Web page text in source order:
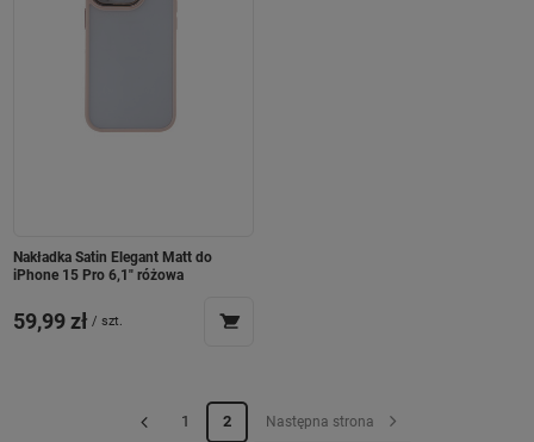
Nakładka Satin Elegant Matt do
iPhone 15 Pro 6,1" różowa
59,99 zł / szt.
1 2 Następna strona